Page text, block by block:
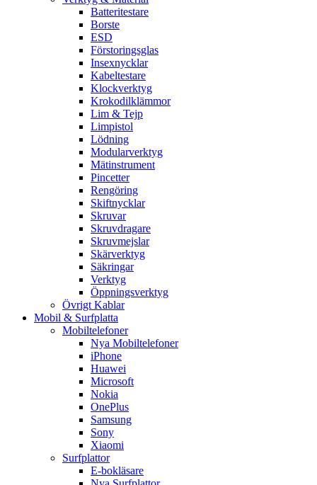
Batteritestare
Borste
ESD
Förstoringsglas
Insexnycklar
Kabeltestare
Klockverktyg
Krokodilklämmor
Lim & Tejp
Limpistol
Lödning
Modularverktyg
Mätinstrument
Pincetter
Rengöring
Skiftnycklar
Skruvar
Skruvdragare
Skruvmejslar
Skärverktyg
Säkringar
Verktyg
Öppningsverktyg
Övrigt Kablar
Mobil & Surfplatta
Mobiltelefoner
Nya Mobiltelefoner
iPhone
Huawei
Microsoft
Nokia
OnePlus
Samsung
Sony
Xiaomi
Surfplattor
E-bokläsare